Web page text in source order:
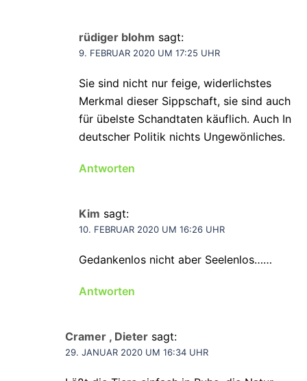
rüdiger blohm sagt:
9. FEBRUAR 2020 UM 17:25 UHR
Sie sind nicht nur feige, widerlichstes
Merkmal dieser Sippschaft, sie sind auch
für übelste Schandtaten käuflich. Auch In
deutscher Politik nichts Ungewönliches.
Antworten
Kim sagt:
10. FEBRUAR 2020 UM 16:26 UHR
Gedankenlos nicht aber Seelenlos……
Antworten
Cramer , Dieter sagt:
29. JANUAR 2020 UM 16:34 UHR